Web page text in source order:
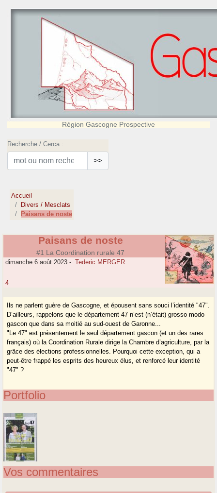
Région Gascogne Prospective
Recherche / Cerca :
>>
Accueil
Divers / Mesclats
Paisans de noste
Paisans de noste
#1 La Coordination rurale 47
dimanche 6 août 2023 - Tederic MERGER
4
Ils ne parlent guère de Gascogne, et épousent sans souci l’identité "47".
D’ailleurs, rappelons que le département 47 n’est (n’était) grosso modo
gascon que dans sa moitié au sud-ouest de Garonne...
"Le 47" est présentement le seul département gascon (et un des rares
français) où la Coordination Rurale dirige la Chambre d’agriculture, par la
grâce des élections professionnelles. Pourquoi cette exception, qui a
peut-être frappé les esprits des heureux élus, et renforcé leur identité
"47" ?
Portfolio
Vos commentaires